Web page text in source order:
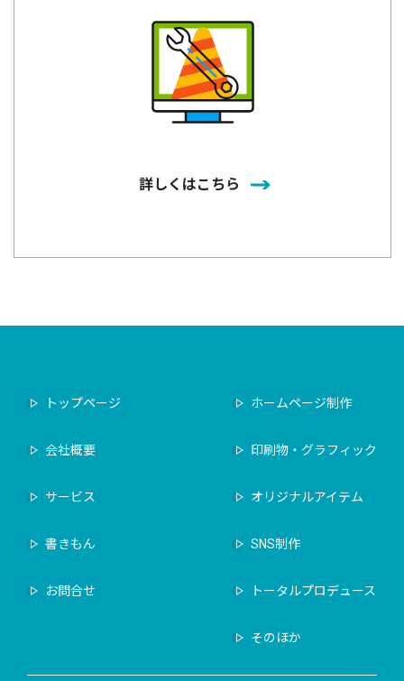
詳しくはこちら
トップページ
会社概要
サービス
書きもん
お問合せ
ホームページ制作
印刷物・グラフィック
オリジナルアイテム
SNS制作
トータルプロデュース
そのほか